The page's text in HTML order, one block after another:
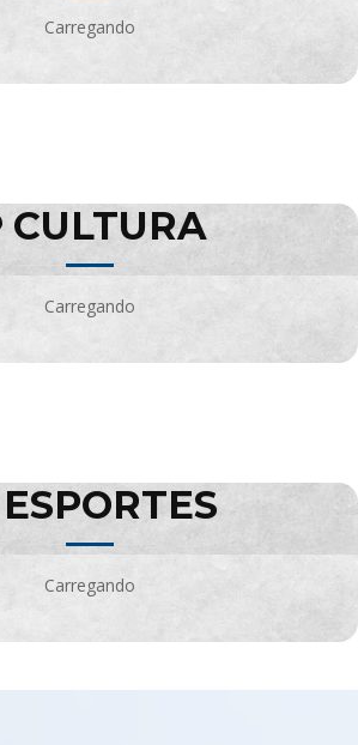
Carregando
CULTURA
Carregando
ESPORTES
Carregando